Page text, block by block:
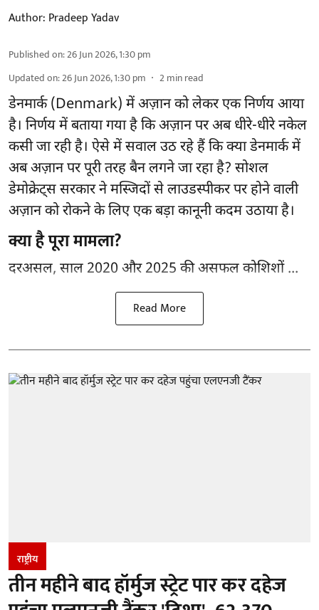
Author: Pradeep Yadav
Published on:26 Jun 2026, 1:30 pm
Updated on:26 Jun 2026, 1:30 pm 2min read
डेनमार्क (Denmark) में अज़ान को लेकर एक निर्णय आया
है। निर्णय में बताया गया है कि अज़ान पर अब धीरे-धीरे नकेल
कसी जा रही है। ऐसे में सवाल उठ रहे हैं कि क्या डेनमार्क में
अब अज़ान पर पूरी तरह बैन लगने जा रहा है? सोशल
डेमोक्रेट्स सरकार ने मस्जिदों से लाउडस्पीकर पर होने वाली
अज़ान को रोकने के लिए एक बड़ा कानूनी कदम उठाया है।
क्या है पूरा मामला?
दरअसल, साल 2020 और 2025 की असफल कोशिशों ...
Read More
राष्ट्रीय
तीन महीने बाद हॉर्मुज स्ट्रेट पार कर दहेज